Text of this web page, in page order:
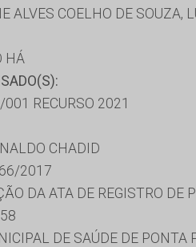
ALVES COELHO DE SOUZA,
HÁ
RECURSO 2021
CHADID
2017
DA ATA DE REGISTRO DE
DE SAÚDE DE PONTA